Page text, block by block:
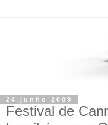
24 junho 2009
Festival de